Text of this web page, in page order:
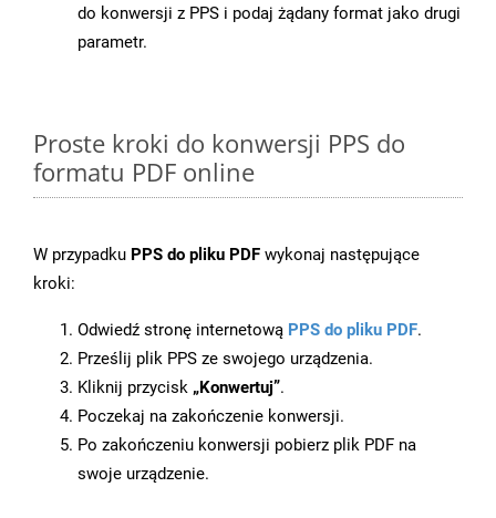
do konwersji z PPS i podaj żądany format jako drugi
parametr.
Proste kroki do konwersji PPS do
formatu PDF online
W przypadku PPS do pliku PDF wykonaj następujące
kroki:
Odwiedź stronę internetową PPS do pliku PDF.
Prześlij plik PPS ze swojego urządzenia.
Kliknij przycisk „Konwertuj”.
Poczekaj na zakończenie konwersji.
Po zakończeniu konwersji pobierz plik PDF na
swoje urządzenie.